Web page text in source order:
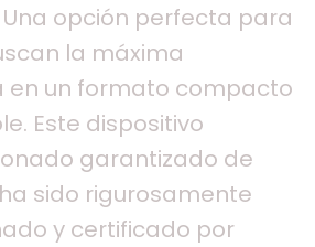
Una opción perfecta para
la máxima
en un formato compacto
Este dispositivo
garantizado de
sido rigurosamente
y certificado por